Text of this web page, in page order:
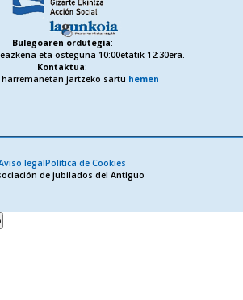
Bulegoaren ordutegia:
eta osteguna 10:00etatik 12:30era.
Kontaktua:
harremanetan jartzeko sartu hemen
de jubilados del Antiguo
legalPolítica de Cookies